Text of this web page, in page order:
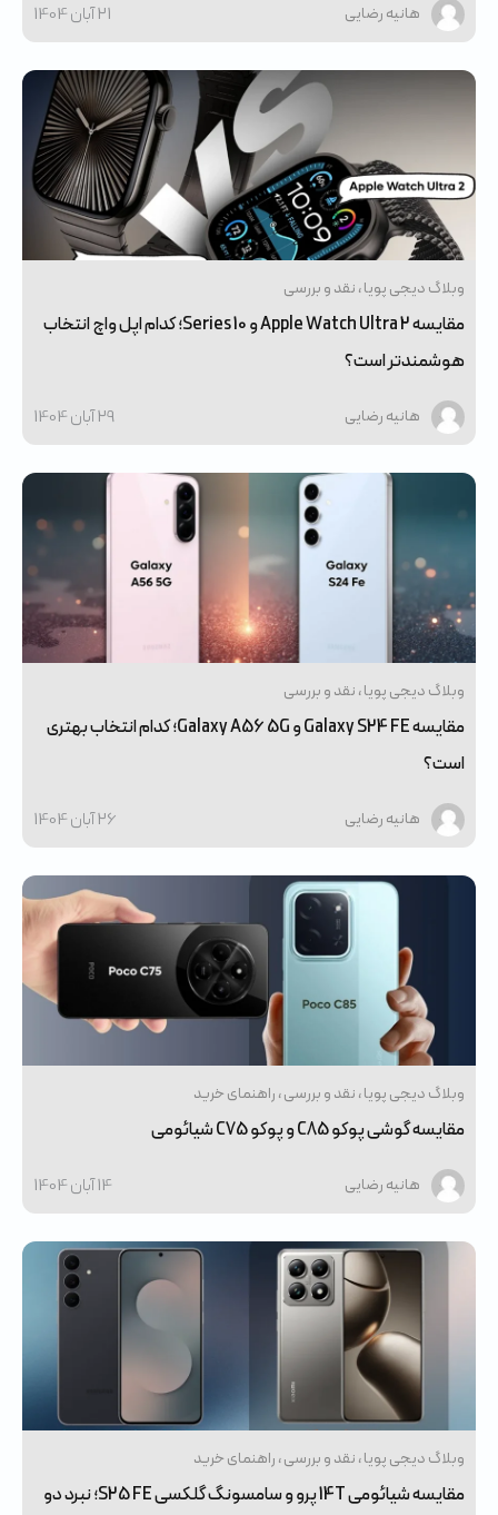
هانیه رضایی 21 آبان 1404
وبلاگ دیجی پویا نقد و بررسی
مقایسه Apple Watch Ultra 2 و Series 10؛ کدام اپل واچ انتخاب
هوشمندتر است؟
هانیه رضایی 29 آبان 1404
وبلاگ دیجی پویا نقد و بررسی
مقایسه Galaxy S24 FE و Galaxy A56 5G؛ کدام انتخاب بهتری
است؟
هانیه رضایی 26 آبان 1404
وبلاگ دیجی پویا نقد و بررسی راهنمای خرید
مقایسه گوشی پوکو C85 و پوکو C75 شیائومی
هانیه رضایی 14 آبان 1404
وبلاگ دیجی پویا نقد و بررسی راهنمای خرید
مقایسه شیائومی 14T پرو و سامسونگ گلکسی S25 FE؛ نبرد دو